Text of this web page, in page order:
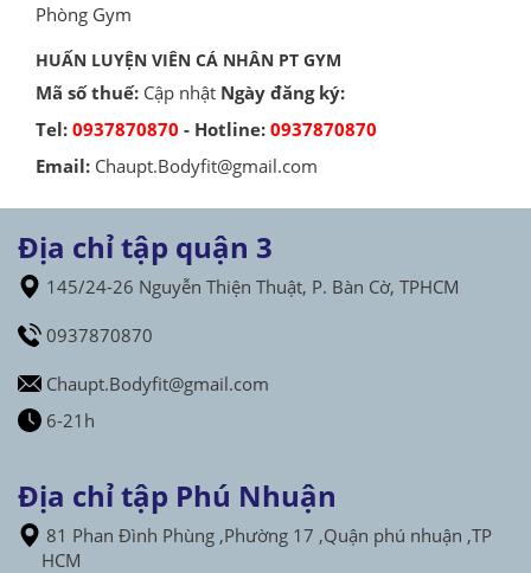
Phòng Gym
HUẤN LUYỆN VIÊN CÁ NHÂN PT GYM
Mã số thuế: Cập nhật Ngày đăng ký:
Tel: 0937870870 - Hotline: 0937870870
Email: Chaupt.Bodyfit@gmail.com
Địa chỉ tập quận 3
145/24-26 Nguyễn Thiện Thuật, P. Bàn Cờ, TPHCM
0937870870
Chaupt.Bodyfit@gmail.com
6-21h
Địa chỉ tập Phú Nhuận
81 Phan Đình Phùng ,Phường 17 ,Quận phú nhuận ,TP
HCM